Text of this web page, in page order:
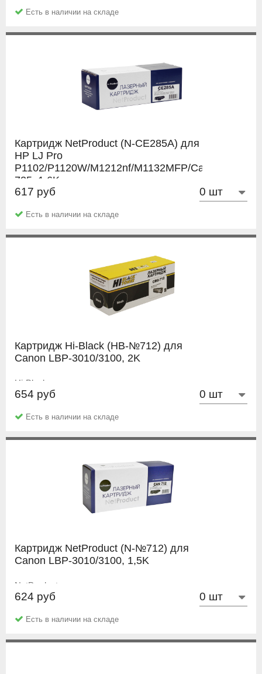
Есть в наличии на складе
Картридж NetProduct (N-CE285A) для
HP LJ Pro
P1102/P1120W/M1212nf/M1132MFP/Canon
725, 1,6K
617 руб
Есть в наличии на складе
Картридж Hi-Black (HB-№712) для
Canon LBP-3010/3100, 2K
Hi-Black
654 руб
Есть в наличии на складе
Картридж NetProduct (N-№712) для
Canon LBP-3010/3100, 1,5K
NetProduct
624 руб
Есть в наличии на складе